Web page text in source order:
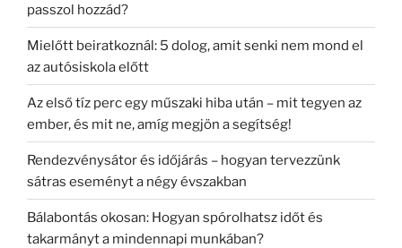
passzol hozzád?
Mielőtt beiratkoznál: 5 dolog, amit senki nem mond el
az autósiskola előtt
Az első tíz perc egy műszaki hiba után – mit tegyen az
ember, és mit ne, amíg megjön a segítség!
Rendezvénysátor és időjárás – hogyan tervezzünk
sátras eseményt a négy évszakban
Bálabontás okosan: Hogyan spórolhatsz időt és
takarmányt a mindennapi munkában?